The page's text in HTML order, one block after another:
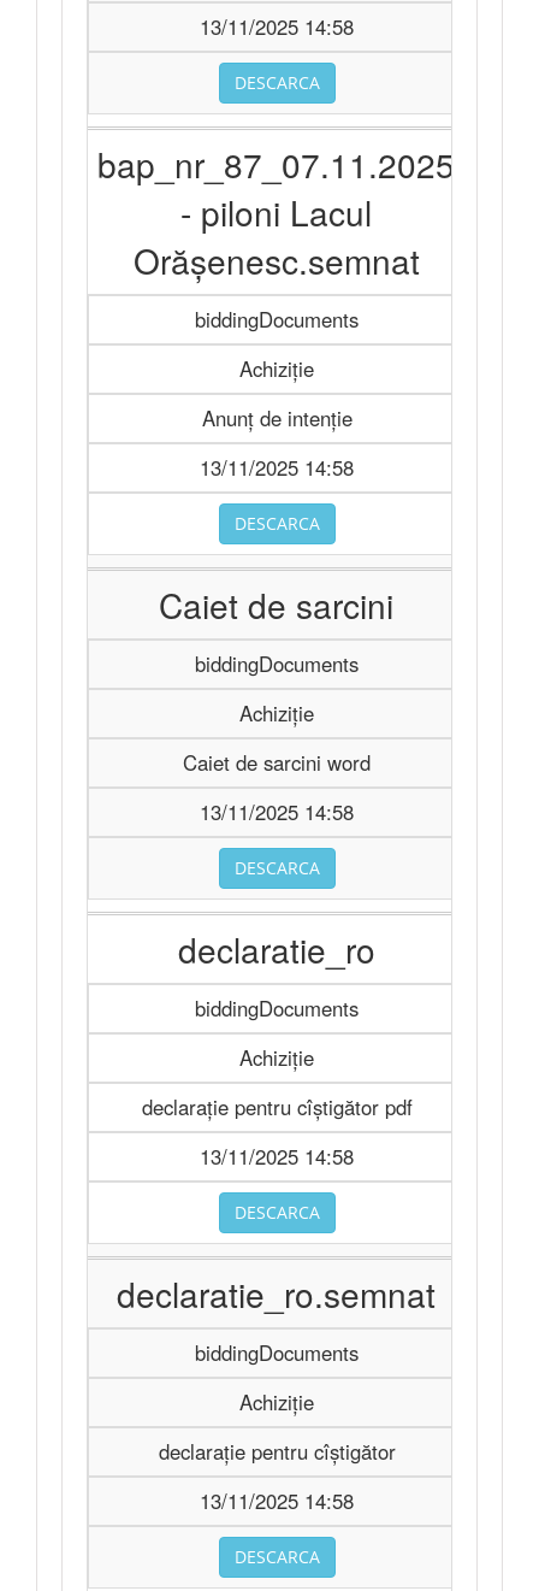
13/11/2025 14:58
DESCARCA
bap_nr_87_07.11.2025
- piloni Lacul
Orășenesc.semnat
biddingDocuments
Achiziție
Anunț de intenție
13/11/2025 14:58
DESCARCA
Caiet de sarcini
biddingDocuments
Achiziție
Caiet de sarcini word
13/11/2025 14:58
DESCARCA
declaratie_ro
biddingDocuments
Achiziție
declarație pentru cîștigător pdf
13/11/2025 14:58
DESCARCA
declaratie_ro.semnat
biddingDocuments
Achiziție
declarație pentru cîștigător
13/11/2025 14:58
DESCARCA